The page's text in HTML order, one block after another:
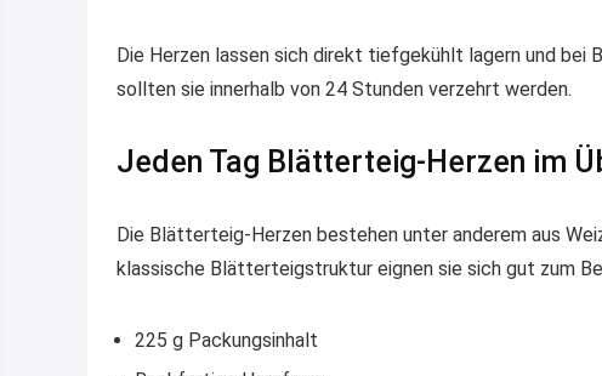
Die Herzen lassen sich direkt tiefgekühlt lagern und
sollten sie innerhalb von 24 Stunden verzehrt werden.
Jeden Tag Blätterteig-Herzen im
Die Blätterteig-Herzen bestehen unter anderem aus
klassische Blätterteigstruktur eignen sie sich gut zum
225 g Packungsinhalt